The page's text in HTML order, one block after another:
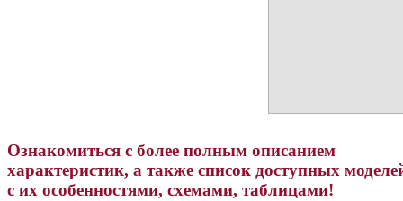
Ознакомиться с более полным описанием
характеристик, а также список доступных
с их особенностями, схемами, таблицами!